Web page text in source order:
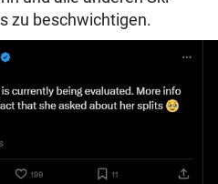
zu beschwichtigen.